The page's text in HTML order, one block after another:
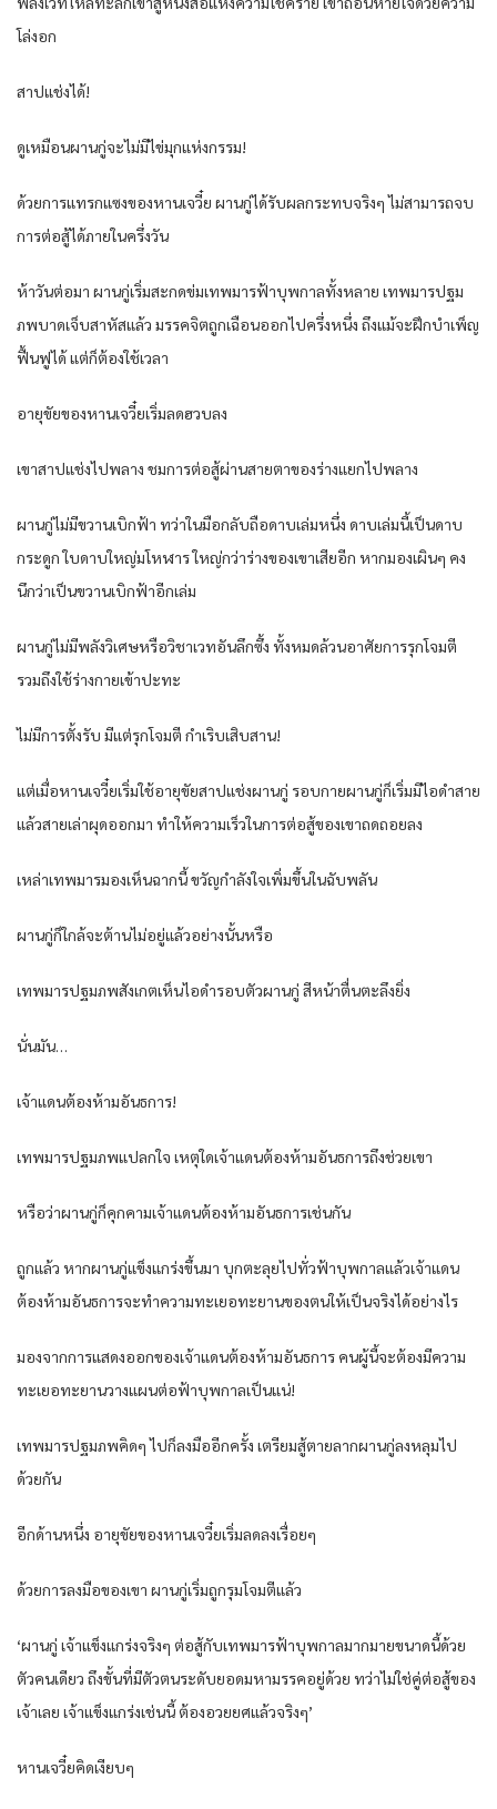
โล่งอก
สาปแช่งได้!
ดูเหมือนผานกู่จะไม่มีไข่มุกแห่งกรรม!
ด้วยการแทรกแซงของหานเจวี๋ย ผานกู่ได้รับผลกระทบจริงๆ ไม่สามารถจบ
การต่อสู้ได้ภายในครึ่งวัน
ห้าวันต่อมา ผานกู่เริ่มสะกดข่มเทพมารฟ้าบุพกาลทั้งหลาย เทพมารปฐม
ภพบาดเจ็บสาหัสแล้ว มรรคจิตถูกเฉือนออกไปครึ่งหนึ่ง ถึงแม้จะฝึกบำเพ็ญ
ฟื้นฟูได้ แต่ก็ต้องใช้เวลา
อายุขัยของหานเจวี๋ยเริ่มลดฮวบลง
เขาสาปแช่งไปพลาง ชมการต่อสู้ผ่านสายตาของร่างแยกไปพลาง
ผานกู่ไม่มีขวานเบิกฟ้า ทว่าในมือกลับถือดาบเล่มหนึ่ง ดาบเล่มนี้เป็นดาบ
กระดูก ใบดาบใหญ่มโหฬาร ใหญ่กว่าร่างของเขาเสียอีก หากมองเผินๆ คง
นึกว่าเป็นขวานเบิกฟ้าอีกเล่ม
ผานกู่ไม่มีพลังวิเศษหรือวิชาเวทอันลึกซึ้ง ทั้งหมดล้วนอาศัยการรุกโจมตี
รวมถึงใช้ร่างกายเข้าปะทะ
ไม่มีการตั้งรับ มีแต่รุกโจมตี กำเริบเสิบสาน!
แต่เมื่อหานเจวี๋ยเริ่มใช้อายุขัยสาปแช่งผานกู่ รอบกายผานกู่ก็เริ่มมีไอดำสาย
แล้วสายเล่าผุดออกมา ทำให้ความเร็วในการต่อสู้ของเขาถดถอยลง
เหล่าเทพมารมองเห็นฉากนี้ ขวัญกำลังใจเพิ่มขึ้นในฉับพลัน
ผานกู่ก็ใกล้จะต้านไม่อยู่แล้วอย่างนั้นหรือ
เทพมารปฐมภพสังเกตเห็นไอดำรอบตัวผานกู่ สีหน้าตื่นตะลึงยิ่ง
นั่นมัน…
เจ้าแดนต้องห้ามอันธการ!
เทพมารปฐมภพแปลกใจ เหตุใดเจ้าแดนต้องห้ามอันธการถึงช่วยเขา
หรือว่าผานกู่ก็คุกคามเจ้าแดนต้องห้ามอันธการเช่นกัน
ถูกแล้ว หากผานกู่แข็งแกร่งขึ้นมา บุกตะลุยไปทั่วฟ้าบุพกาลแล้วเจ้าแดน
ต้องห้ามอันธการจะทำความทะเยอทะยานของตนให้เป็นจริงได้อย่างไร
มองจากการแสดงออกของเจ้าแดนต้องห้ามอันธการ คนผู้นี้จะต้องมีความ
ทะเยอทะยานวางแผนต่อฟ้าบุพกาลเป็นแน่!
เทพมารปฐมภพคิดๆ ไปก็ลงมืออีกครั้ง เตรียมสู้ตายลากผานกู่ลงหลุมไป
ด้วยกัน
อีกด้านหนึ่ง อายุขัยของหานเจวี๋ยเริ่มลดลงเรื่อยๆ
ด้วยการลงมือของเขา ผานกู่เริ่มถูกรุมโจมตีแล้ว
‘ผานกู่ เจ้าแข็งแกร่งจริงๆ ต่อสู้กับเทพมารฟ้าบุพกาลมากมายขนาดนี้ด้วย
ตัวคนเดียว ถึงขั้นที่มีตัวตนระดับยอดมหามรรคอยู่ด้วย ทว่าไม่ใช่คู่ต่อสู้ของ
เจ้าเลย เจ้าแข็งแกร่งเช่นนี้ ต้องอวยยศแล้วจริงๆ’
หานเจวี๋ยคิดเงียบๆ